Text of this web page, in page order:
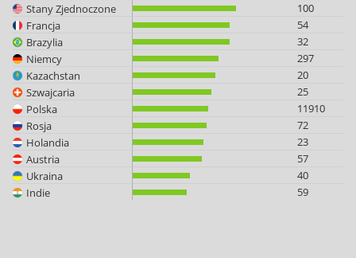
Stany Zjednoczone
100
Francja
54
Brazylia
32
Niemcy
297
Kazachstan
20
Szwajcaria
25
Polska
11910
Rosja
72
Holandia
23
Austria
57
Ukraina
40
Indie
59